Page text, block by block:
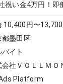
祝い金4万円！
10,400円〜
都墨田区
イト
会社ＶＯＬＬＭＯ
Platform